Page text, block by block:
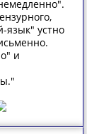
язык" устно
и